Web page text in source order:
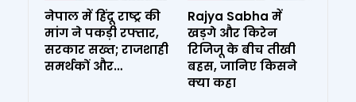
नेपाल में हिंदू राष्ट्र की
मांग ने पकड़ी रफ्तार,
सरकार सख्त; राजशाही
समर्थकों और…
Rajya Sabha में
खड़गे और किरेन
रिजिजू के बीच तीखी
बहस, जानिए किसने
क्या कहा